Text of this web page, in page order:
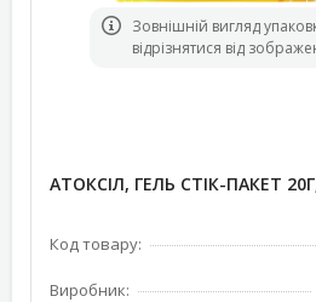
Зовнішній вигляд
відрізнятися від
АТОКСІЛ, ГЕЛЬ СТІК-ПАКЕТ
Код товару:
Виробник: